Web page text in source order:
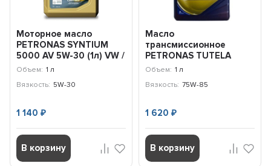
Моторное масло
PETRONAS SYNTIUM
5000 AV 5W-30 (1л) VW /
70273E18EU
Объем: 1 л
Вязкость: 5W-30
1 140₽
В корзину
Масло
трансмиссионное
PETRONAS TUTELA
MATRYX 75W-85 (1л)
Объем: 1 л
Вязкость: 75W-85
1 620 ₽
В корзину